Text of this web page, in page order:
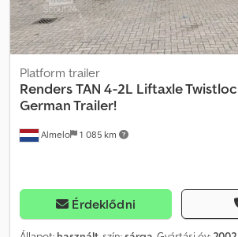
Dkedpszm Izyefx Adwer Önsúly: 5 600 kg
Megengedett össztömeg (zGG): 43 000 kg
Felépítmény márkája: Renders Euro 800
állapot Tulajdonosok száma: 5 Műszaki
Termékbiztonság Gyártó: Kuijpers Trading BV
5048CK TILBURG, NL
Almelo 1 085 km
Platform trailer
RendersTAN 4-2L Liftaxle
German Trailer!
Érdeklődni